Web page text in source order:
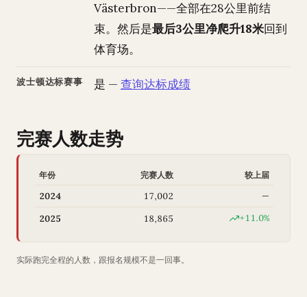
Västerbron——全部在28公里前结
束。然后是最后3公里净爬升18米回到
体育场。
波士顿达标赛事 是 — 查询达标成绩
完赛人数走势
年份 完赛人数 较上届
2024 17,002
—
2025
18,865 +11.0%
实际跑完全程的人数，跟报名规模不是一回事。